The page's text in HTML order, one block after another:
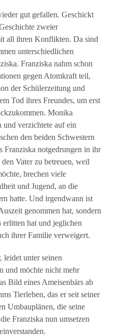
gut gefallen. Geschickt
zweier
all ihren Konflikten. Da sind
unterschiedlichen
Franziska nahm schon
gegen Atomkraft teil,
der Schülerzeitung und
Tod ihres Freundes, um erst
Monika
und verzichtete auf ein
den beiden Schwestern
notgedrungen in ihr
Vater zu betreuen, weil
brechen viele
und Jugend, an die
hatte. Und irgendwann ist
genommen hat, sondern
erlitten hat und jeglichen
ihrer Familie verweigert.
unter seinen
und möchte nicht mehr
Bild eines Ameisenbärs ab
Tierleben, das er seit seiner
Umbauplänen, die seine
Franziska nun umsetzen